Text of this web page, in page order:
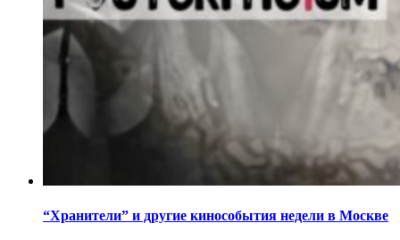
“Хранители” и другие кинособытия недели в Москве